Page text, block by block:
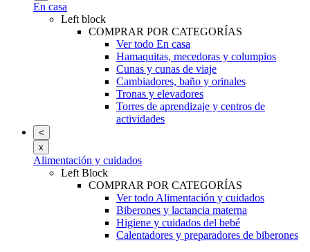
En casa
Left block
COMPRAR POR CATEGORÍAS
Ver todo En casa
Hamaquitas, mecedoras y columpios
Cunas y cunas de viaje
Cambiadores, baño y orinales
Tronas y elevadores
Torres de aprendizaje y centros de
actividades
<
x
Alimentación y cuidados
Left Block
COMPRAR POR CATEGORÍAS
Ver todo Alimentación y cuidados
Biberones y lactancia materna
Higiene y cuidados del bebé
Calentadores y preparadores de biberones